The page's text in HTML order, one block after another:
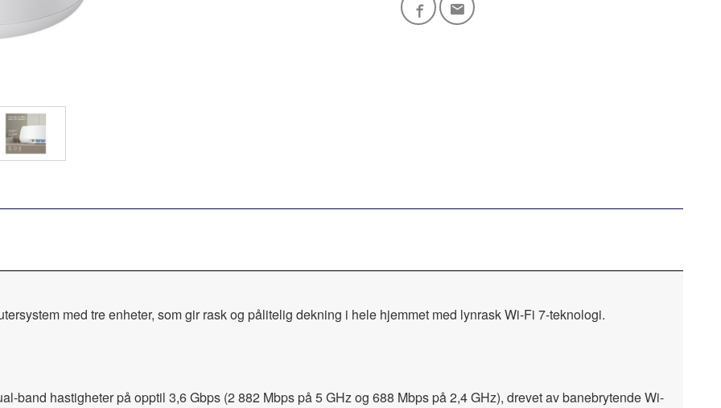
med tre enheter, som gir rask og pålitelig dekning i hele hjemmet med lynrask Wi-Fi 7-teknologi.
band hastigheter på opptil 3,6 Gbps (2 882 Mbps på 5 GHz og 688 Mbps på 2,4 GHz), drevet av banebrytende Wi-